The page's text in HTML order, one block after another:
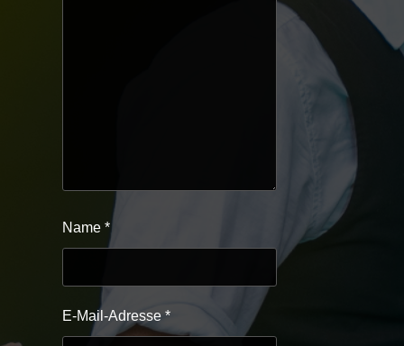
Name *
E-Mail-Adresse *